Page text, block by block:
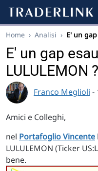
Home › Analisi › E' un
E' un gap
LULULEMON ?
Franco Meglioli -
Amici e Colleghi,
nel Portafoglio Vincente
LULULEMON (Ticker
bene.